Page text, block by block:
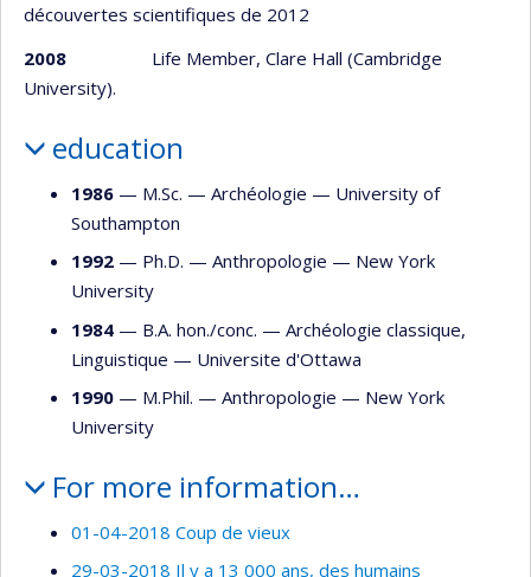
découvertes scientifiques de 2012
2008 Life Member, Clare Hall (Cambridge
University).
education
1986 — M.Sc. — Archéologie — University of
Southampton
1992 — Ph.D. — Anthropologie — New York
University
1984 — B.A. hon./conc. — Archéologie classique,
Linguistique — Universite d'Ottawa
1990 — M.Phil. — Anthropologie — New York
University
For more information…
01-04-2018 Coup de vieux
29-03-2018 Il y a 13 000 ans, des humains